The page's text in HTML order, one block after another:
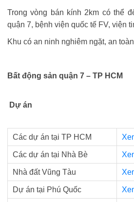
Trong vòng bán kính 2km có thể
quận 7, bệnh viện quốc tế FV, viện
Khu có an ninh nghiêm ngặt, an
Bất động sản quận 7 – TP HCM
Dự án
Các dự án tại TP HCM
Các dự án tại Nhà Bè
Nhà đất Vũng Tàu
Dự án tại Phú Quốc